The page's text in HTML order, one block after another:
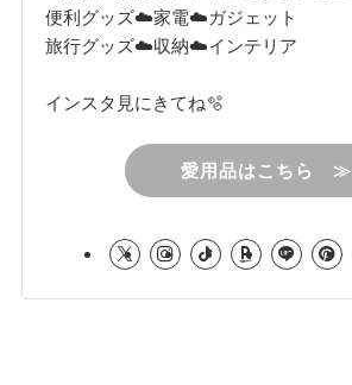
便利グッズ☁️家電☁️ガジェット
旅行グッズ☁️収納☁️インテリア
インスタ見にきてね🫧
愛用品はこちら ≫